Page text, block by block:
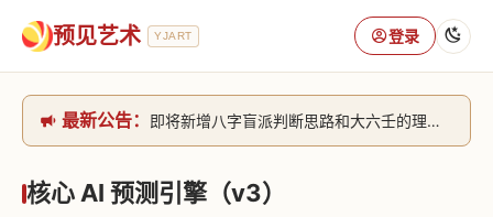
预见艺术 YJART 登录
最新公告：
即将新增八字盲派判断思路和大六壬的理气+取像判断思路。[内侧中，捐赠会员可用]2026/6/30
网站升级完成，升级全模块的算法，限时开放用户注册。2026/6/27
核心 AI 预测引擎（v3）